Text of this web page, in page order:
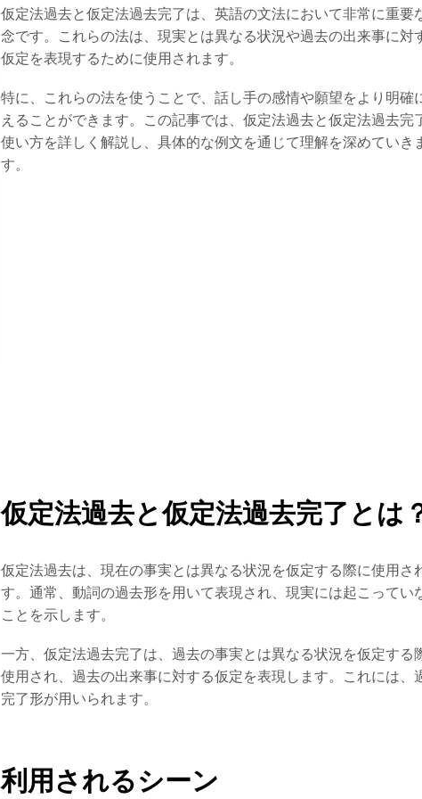
仮定法過去と仮定法過去完了は、英語の文法において非常に重要
念です。これらの法は、現実とは異なる状況や過去の出来事に対
仮定を表現するために使用されます。
特に、これらの法を使うことで、話し手の感情や願望をより明確
えることができます。この記事では、仮定法過去と仮定法過去完
使い方を詳しく解説し、具体的な例文を通じて理解を深めていき
す。
仮定法過去と仮定法過去完了とは
仮定法過去は、現在の事実とは異なる状況を仮定する際に使用さ
す。通常、動詞の過去形を用いて表現され、現実には起こってい
ことを示します。
一方、仮定法過去完了は、過去の事実とは異なる状況を仮定する
使用され、過去の出来事に対する仮定を表現します。これには、
完了形が用いられます。
利用されるシーン